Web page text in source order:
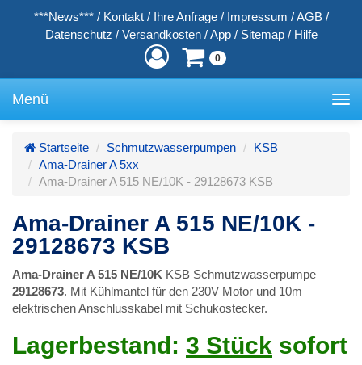
***News*** / Kontakt / Ihre Anfrage / Impressum / AGB /
Datenschutz / Versandkosten / App / Sitemap / Hilfe
0
Menü
Startseite Schmutzwasserpumpen
KSB
Ama-Drainer A 5xx
Ama-Drainer A 515 NE/10K - 29128673 KSB
Ama-Drainer A 515 NE/10K -
29128673 KSB
Ama-Drainer A 515 NE/10K KSB Schmutzwasserpumpe
29128673. Mit Kühlmantel für den 230V Motor und 10m
elektrischen Anschlusskabel mit Schukostecker.
Lagerbestand: 3 Stück sofort